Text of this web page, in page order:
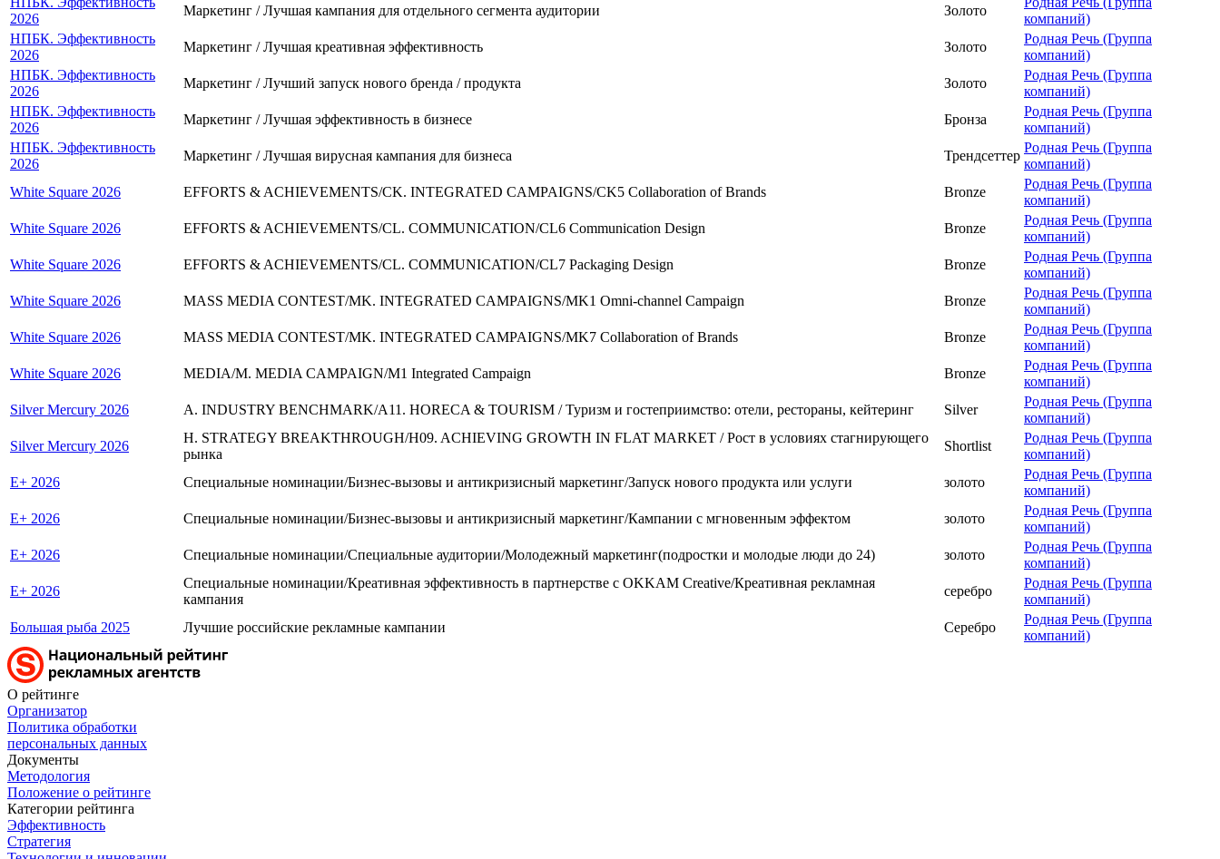
2026
Маркетинг / Лучшая кампания для отдельного сегмента аудитории Золото
компаний)
НПБК. Эффективность
2026
Маркетинг / Лучшая креативная эффективность Золото
Родная Речь (Группа
компаний)
НПБК. Эффективность
2026
Маркетинг / Лучший запуск нового бренда / продукта Золото
Родная Речь (Группа
компаний)
НПБК. Эффективность
2026
Маркетинг / Лучшая эффективность в бизнесе Бронза
Родная Речь (Группа
компаний)
НПБК. Эффективность
2026
Маркетинг / Лучшая вирусная кампания для бизнеса Трендсеттер
Родная Речь (Группа
компаний)
White Square 2026
EFFORTS & ACHIEVEMENTS/CK. INTEGRATED CAMPAIGNS/CK5 Collaboration of Brands Bronze
Родная Речь (Группа
компаний)
White Square 2026
EFFORTS & ACHIEVEMENTS/CL. COMMUNICATION/CL6 Communication Design Bronze
Родная Речь (Группа
компаний)
White Square 2026
EFFORTS & ACHIEVEMENTS/CL. COMMUNICATION/CL7 Packaging Design Bronze
Родная Речь (Группа
компаний)
White Square 2026
MASS MEDIA CONTEST/MK. INTEGRATED CAMPAIGNS/MK1 Omni-channel Campaign Bronze
Родная Речь (Группа
компаний)
White Square 2026
MASS MEDIA CONTEST/MK. INTEGRATED CAMPAIGNS/MK7 Collaboration of Brands Bronze
Родная Речь (Группа
компаний)
White Square 2026
MEDIA/M. MEDIA CAMPAIGN/M1 Integrated Campaign Bronze
Родная Речь (Группа
компаний)
Silver Mercury 2026
A. INDUSTRY BENCHMARK/A11. HORECA & TOURISM / Туризм и гостеприимство: отели, рестораны, кейтеринг Silver
Родная Речь (Группа
компаний)
Silver Mercury 2026
H. STRATEGY BREAKTHROUGH/H09. ACHIEVING GROWTH IN FLAT MARKET / Рост в условиях стагнирующего
рынка
Shortlist
Родная Речь (Группа
компаний)
E+ 2026
Специальные номинации/Бизнес-вызовы и антикризисный маркетинг/Запуск нового продукта или услуги золото
Родная Речь (Группа
компаний)
E+ 2026
Специальные номинации/Бизнес-вызовы и антикризисный маркетинг/Кампании с мгновенным эффектом золото
Родная Речь (Группа
компаний)
E+ 2026
Специальные номинации/Специальные аудитории/Молодежный маркетинг(подростки и молодые люди до 24) золото
Родная Речь (Группа
компаний)
E+ 2026
Специальные номинации/Креативная эффективность в партнерстве с OKKAM Creative/Креативная рекламная
кампания
серебро
Родная Речь (Группа
компаний)
Большая рыба 2025
Лучшие российские рекламные кампании Серебро
Родная Речь (Группа
компаний)
О рейтинге
Организатор
Политика обработки
персональных данных
Документы
Методология
Положение о рейтинге
Категории рейтинга
Эффективность
Стратегия